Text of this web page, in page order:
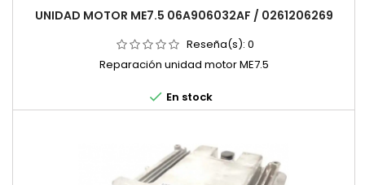
UNIDAD MOTOR ME7.5 06A906032AF / 0261206269
Reseña(s): 0
Reparación unidad motor ME7.5
 En stock